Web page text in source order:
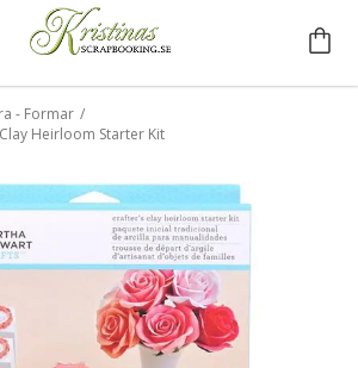
- Formar /
Heirloom Starter Kit